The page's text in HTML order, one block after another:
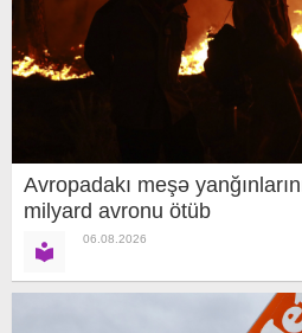
Avropadakı meşə
milyard avronu ötüb
06.08.2026